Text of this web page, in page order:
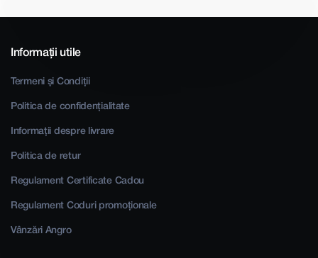
Informații utile
Termeni și Condiții
Politica de confidențialitate
Informații despre livrare
Politica de retur
Regulament Certificate Cadou
Regulament Coduri promoționale
Vânzări Angro